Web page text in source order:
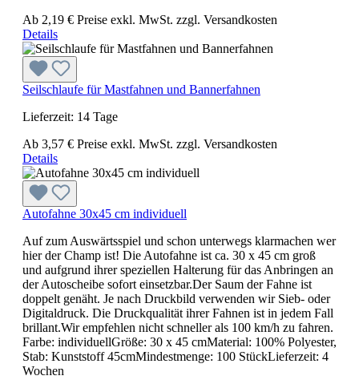
Ab 2,19 € Preise exkl. MwSt. zzgl. Versandkosten
Details
Seilschlaufe für Mastfahnen und Bannerfahnen
Lieferzeit: 14 Tage
Ab 3,57 € Preise exkl. MwSt. zzgl. Versandkosten
Details
Autofahne 30x45 cm individuell
Auf zum Auswärtsspiel und schon unterwegs klarmachen wer
hier der Champ ist! Die Autofahne ist ca. 30 x 45 cm groß
und aufgrund ihrer speziellen Halterung für das Anbringen an
der Autoscheibe sofort einsetzbar.Der Saum der Fahne ist
doppelt genäht. Je nach Druckbild verwenden wir Sieb- oder
Digitaldruck. Die Druckqualität ihrer Fahnen ist in jedem Fall
brillant.Wir empfehlen nicht schneller als 100 km/h zu fahren.
Farbe: individuellGröße: 30 x 45 cmMaterial: 100% Polyester,
Stab: Kunststoff 45cmMindestmenge: 100 StückLieferzeit: 4
Wochen